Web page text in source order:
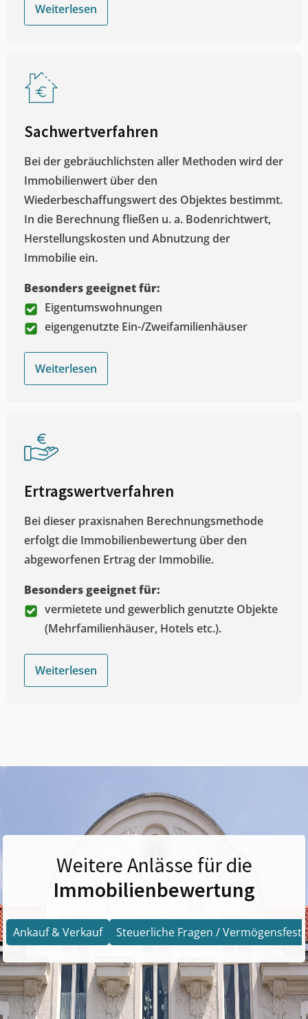
Weiterlesen
Sachwertverfahren
Bei der gebräuchlichsten aller Methoden wird der
Immobilienwert über den
Wiederbeschaffungswert des Objektes bestimmt.
In die Berechnung fließen u. a. Bodenrichtwert,
Herstellungskosten und Abnutzung der
Immobilie ein.
Besonders geeignet für:
Eigentumswohnungen
eigengenutzte Ein-/Zweifamilienhäuser
Weiterlesen
Ertragswertverfahren
Bei dieser praxisnahen Berechnungsmethode
erfolgt die Immobilienbewertung über den
abgeworfenen Ertrag der Immobilie.
Besonders geeignet für:
vermietete und gewerblich genutzte Objekte
(Mehrfamilienhäuser, Hotels etc.).
Weiterlesen
Weitere Anlässe für die
Immobilienbewertung
Ankauf & Verkauf Steuerliche Fragen /